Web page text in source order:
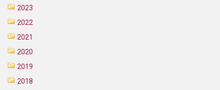
2023
2022
2021
2020
2019
2018